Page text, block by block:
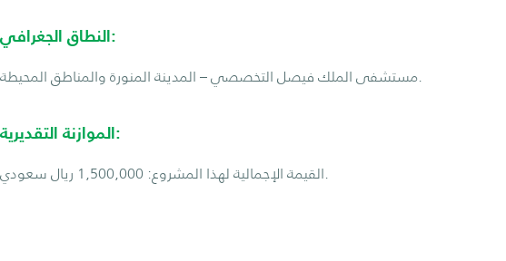
النطاق الجغرافي:
مستشفى الملك فيصل التخصصي – المدينة المنورة والمناطق المحيطة.
الموازنة التقديرية:
القيمة الإجمالية لهذا المشروع: 1,500,000 ريال سعودي.